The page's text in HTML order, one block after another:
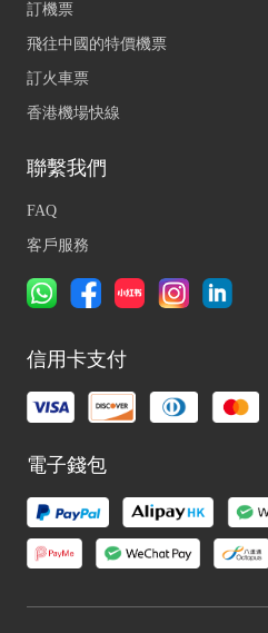
訂機票
飛往中國的特價機票
訂火車票
香港機場快線
聯繫我們
FAQ
客戶服務
信用卡支付
電子錢包